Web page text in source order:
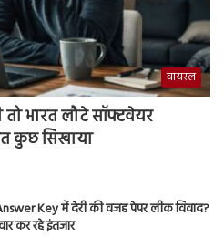
वायरल
भारत लौटे सॉफ्टवेयर
कुछ सिखाया
Key में देरी की वजह पेपर लीक विवाद?
कर रहे इंतजार